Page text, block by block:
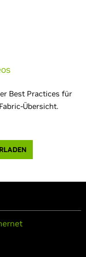
Best Practices für
Übersicht.